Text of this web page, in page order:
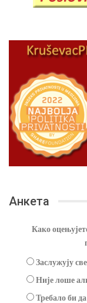
Анкета
Како
Заслужују
Није лоше
Требало би